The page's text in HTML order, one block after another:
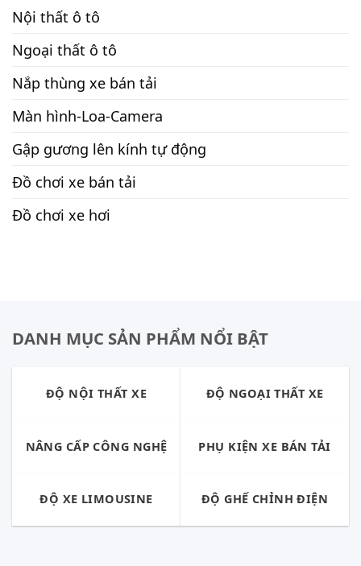
Nội thất ô tô
Ngoại thất ô tô
Nắp thùng xe bán tải
Màn hình-Loa-Camera
Gập gương lên kính tự động
Đồ chơi xe bán tải
Đồ chơi xe hơi
DANH MỤC SẢN PHẨM NỔI BẬT
ĐỘ NỘI THẤT XE ĐỘ NGOẠI THẤT XE
NÂNG CẤP CÔNG NGHỆ PHỤ KIỆN XE BÁN TẢI
ĐỘ XE LIMOUSINE ĐỘ GHẾ CHỈNH ĐIỆN